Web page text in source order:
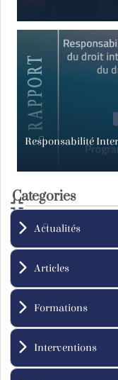
Actualités
Déclaration à
Mouvement
29 November, 2024
ICC: To be, Or
12 December, 2023
Responsabilité
Categories
Actualités
Articles
Formations
Interventions